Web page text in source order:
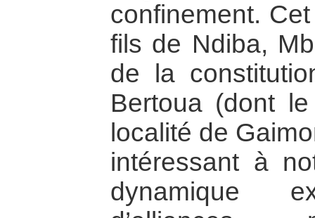
confinement.
fils de Ndiba,
de la
Bertoua (dont
localité de
intéressant à
dynamique